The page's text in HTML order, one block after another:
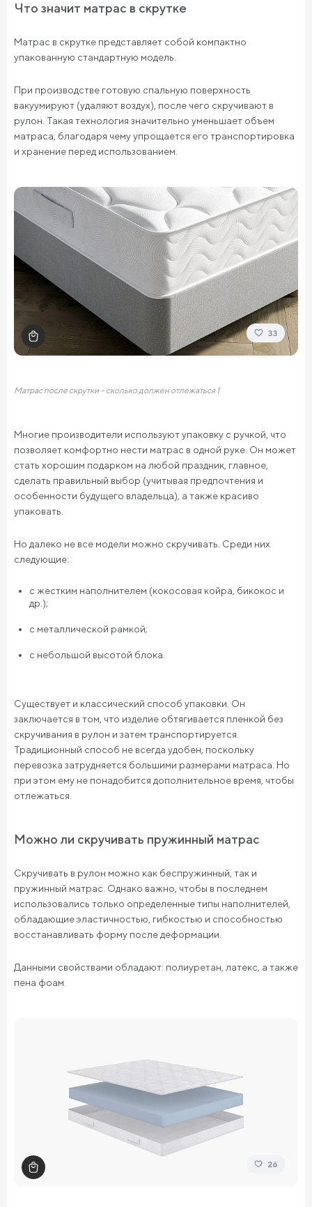
Что значит матрас в скрутке
Матрас в скрутке представляет собой компактно
упакованную стандартную модель.
При производстве готовую спальную поверхность
вакуумируют (удаляют воздух), после чего скручивают в
рулон. Такая технология значительно уменьшает объем
матраса, благодаря чему упрощается его транспортировка
и хранение перед использованием.
33
Матрас после скрутки – сколько должен отлежаться 1
Многие производители используют упаковку с ручкой, что
позволяет комфортно нести матрас в одной руке. Он может
стать хорошим подарком на любой праздник, главное,
сделать правильный выбор (учитывая предпочтения и
особенности будущего владельца), а также красиво
упаковать.
Но далеко не все модели можно скручивать. Среди них
следующие:
с жестким наполнителем (кокосовая койра, бикокос и
др.);
с металлической рамкой;
с небольшой высотой блока.
Существует и классический способ упаковки. Он
заключается в том, что изделие обтягивается пленкой без
скручивания в рулон и затем транспортируется.
Традиционный способ не всегда удобен, поскольку
перевозка затрудняется большими размерами матраса. Но
при этом ему не понадобится дополнительное время, чтобы
отлежаться.
Можно ли скручивать пружинный матрас
Скручивать в рулон можно как беспружинный, так и
пружинный матрас. Однако важно, чтобы в последнем
использовались только определенные типы наполнителей,
обладающие эластичностью, гибкостью и способностью
восстанавливать форму после деформации.
Данными свойствами обладают: полиуретан, латекс, а также
пена фоам.
26